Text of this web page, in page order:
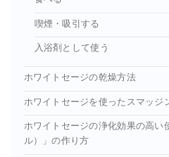
喫煙・吸引する
入浴剤として使う
ホワイトセージの乾燥方法
ホワイトセージを使ったスマッジ
ホワイトセージの浄化効果の高い
ル）」の作り方